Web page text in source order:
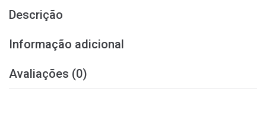
Descrição
Informação adicional
Avaliações (0)